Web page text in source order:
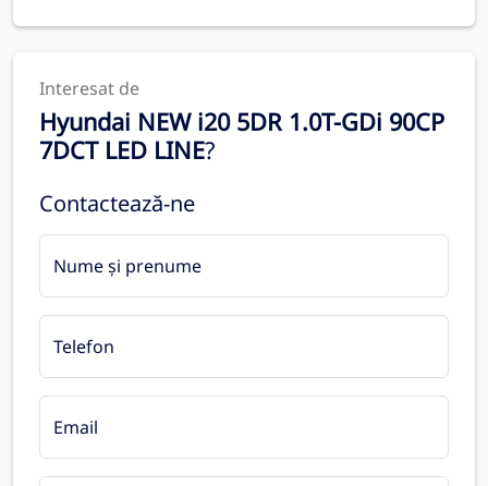
Interesat de
Hyundai NEW i20 5DR 1.0T-GDi 90CP
7DCT LED LINE?
Contactează-ne
Nume și prenume
Telefon
Email